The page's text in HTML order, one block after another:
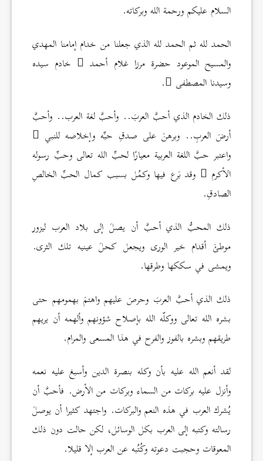
السلام عليكم ورحمة الله وبركاته.
الحمد لله ثم الحمد لله الذي جعلنا من خدام إمامنا المهدي
والمسيح الموعود حضرة مرزا غلام أحمد
خادم سيده
وسيدنا المصطفى .
ذلك الخادم الذي أحبَّ العربَ.. وأحبَّ لغة العرب.. وأحبَّ
أرضَ العربِ.. وبرهنَ على صدقِ حبِّه وإخلاصه للنبي
واعتبر حبَّ اللغة العربية معيارًا لحبِّ الله تعالى وحبِّ رسوله
الأكرم
وقد بَرع فيها وكمُل بسبب كمال الحبِّ الخالصِ
الصادقِ.
ذلك المحبُّ الذي أحبَّ أن يصلَ إلى بلاد العرب ليزور
موطئَ أقدام خير الورى ويجعل كحلَ عينيه تلك الثرى.
ويمشى في سككها وطرقها.
ذلك الذي أحبَّ العربَ وحرصَ عليهم واهتمَ بهمومهم حتى
بشره الله تعالى ووكلّه الله بإصلاح شؤونهم وألهمه أن يريهم
طريقهم وبشره بالفوز والفرح في هذا المسعى والمرام.
لقد أنعم الله عليه بأن وكله بنصرة الدين وأسبغ عليه نعمه
وأنزل عليه بركات من السماء وبركات من الأرض. فأحبَّ أن
يُشرك العرب في هذه النعم والبركات. واجتهد كثيرا أن يوصلَ
رسالته وكتبه إلى العرب بكل الوسائل، لكن حالت دون ذلك
المعوقات وحجبت دعوته وكُتُبه عن العرب إلا قليلا.